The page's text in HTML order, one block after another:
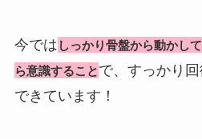
今では しっかり骨盤から動かし
ら意識することで、すっかり
できています！